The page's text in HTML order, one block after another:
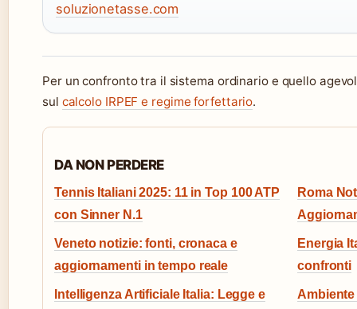
soluzionetasse.com
Per un confronto tra il sistema ordinario e quello
sul calcolo IRPEF e regime forfettario.
DA NON PERDERE
Tennis Italiani 2025: 11 in Top 100 ATP
con Sinner N.1
Roma
Veneto notizie: fonti, cronaca e
aggiornamenti in tempo reale
Energia
confronti
Intelligenza Artificiale Italia: Legge e
Ambiente